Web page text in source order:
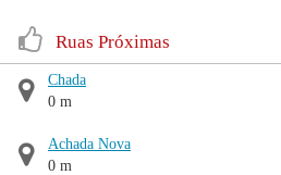
Ruas Próximas
Chada
0 m
Achada Nova
0 m